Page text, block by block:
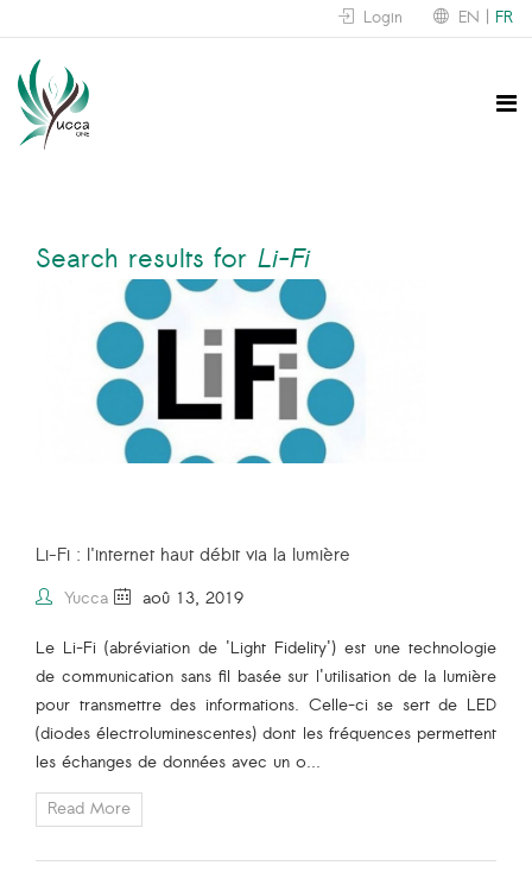
Login EN FR
Search results for Li-Fi
Li-Fi : l'internet haut débit via la lumière
Yucca aoû 13, 2019
Le Li-Fi (abréviation de 'Light Fidelity') est une technologie
de communication sans fil basée sur l'utilisation de la lumière
pour transmettre des informations. Celle-ci se sert de LED
(diodes électroluminescentes) dont les fréquences permettent
les échanges de données avec un o...
Read More